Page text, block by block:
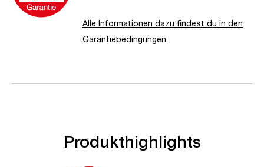
Alle Informationen dazu findest du in den
Garantiebedingungen.
Produkthighlights